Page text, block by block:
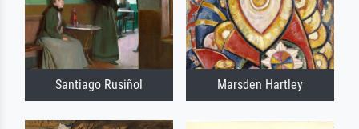
Santiago Rusiñol Marsden Hartley